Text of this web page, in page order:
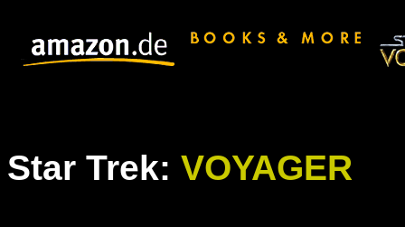
Star Trek: VOYAGER